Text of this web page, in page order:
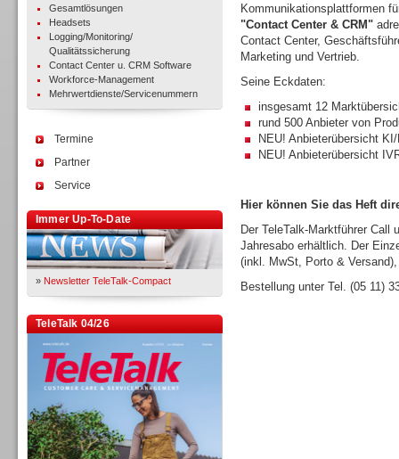
Gesamtlösungen
Headsets
Logging/Monitoring/
Qualitätssicherung
Contact Center u. CRM Software
Workforce-Management
Mehrwertdienste/Servicenummern
Termine
Partner
Service
Immer Up-To-Date
» Newsletter TeleTalk-Compact
TeleTalk 04/26
Kommunikationsplattformen
"Contact Center & CRM"
Contact Center,
Marketing und Vertrieb.
Seine Eckdaten:
insgesamt 12
rund 500 Anbieter von
NEU! Anbieterübersicht
NEU! Anbieterübersicht
Hier können Sie das Heft
Der TeleTalk-Marktführer
Jahresabo erhältlich. Der
(inkl. MwSt, Porto &
Bestellung unter Tel. (05 11)